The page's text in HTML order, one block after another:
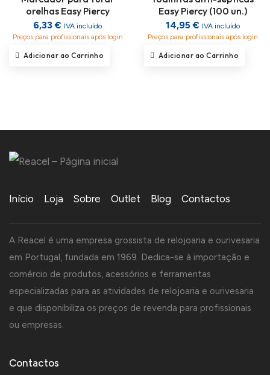
orelhas Easy Piercy
6,33 € IVA incluído
Preços para profissionais após login
Adicionar ao Carrinho
Easy Piercy (100 un.)
14,95 € IVA incluído
Preços para profissionais após login
Adicionar ao Carrinho
Início Loja Sobre Outlet Blog Contactos
A Reacel é uma empresa grossista de relojoaria e ourivesaria
em Portugal, fundada em 1969. Dedica-se à importação e
comércio de produtos, acessórios e ferramentas
especializadas para as atividades de relojoaria e ourivesaria
e que disponibiliza os preços de revenda para profissionais
ou empresas.
Contactos